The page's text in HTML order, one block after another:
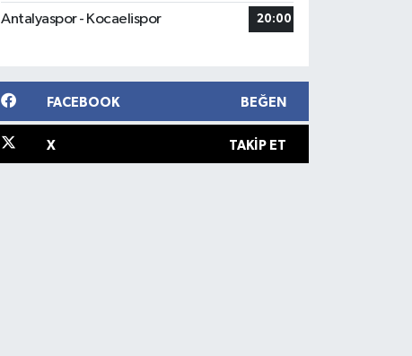
Antalyaspor - Kocaelispor 20:00
FACEBOOK BEĞEN
X TAKIP ET